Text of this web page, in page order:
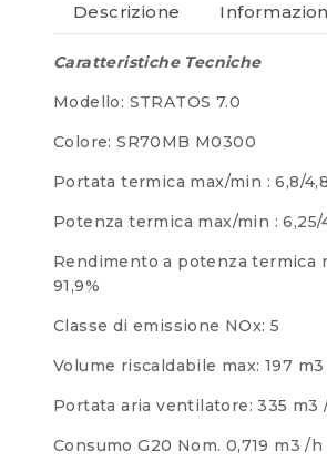
Descrizione
Caratteristiche Tecniche
Modello: STRATOS 7.0
Colore: SR70MB M0300
Portata termica max/min : 6,8/
Potenza termica max/min : 6,25/
Rendimento a potenza termica
91,9%
Classe di emissione NOx: 5
Volume riscaldabile max: 197 m3
Portata aria ventilatore: 335 m3
Consumo G20 Nom. 0,719 m3 /h